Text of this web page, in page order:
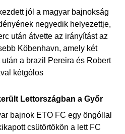
jól a magyar bajnokság
negyedik helyezettje,
után átvette az irányítást az
Köbenhavn, amely két
után a brazil Pereira és Robert
kétgólos
Lettországban a Győr
bajnok ETO FC egy öngóllal
csütörtökön a lett FC